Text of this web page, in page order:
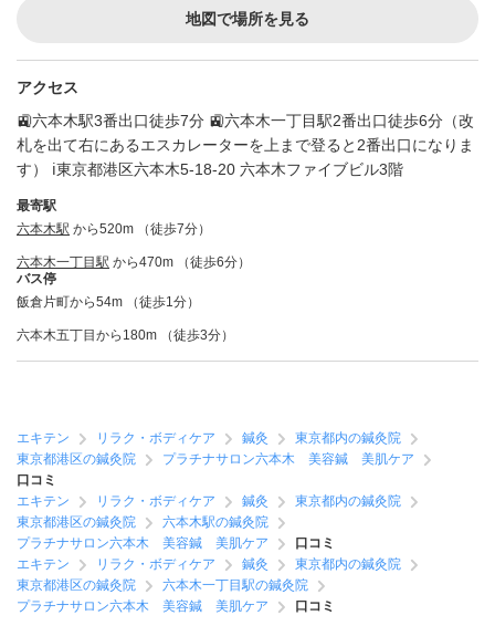
地図で場所を見る
アクセス
🚉六本木駅3番出口徒歩7分 🚉六本木一丁目駅2番出口徒歩6分（改
札を出て右にあるエスカレーターを上まで登ると2番出口になりま
す） ℹ️東京都港区六本木5-18-20 六本木ファイブビル3階
最寄駅
六本木駅 から520m （徒歩7分）
六本木一丁目駅 から470m （徒歩6分）
バス停
飯倉片町から54m （徒歩1分）
六本木五丁目から180m （徒歩3分）
エキテン リラク・ボディケア 鍼灸
東京都内の鍼灸院
東京都港区の鍼灸院
プラチナサロン六本木 美容鍼 美肌ケア
口コミ
エキテン
リラク・ボディケア 鍼灸
東京都内の鍼灸院
東京都港区の鍼灸院
六本木駅の鍼灸院
プラチナサロン六本木 美容鍼 美肌ケア
口コミ
エキテン
リラク・ボディケア 鍼灸
東京都内の鍼灸院
東京都港区の鍼灸院
六本木一丁目駅の鍼灸院
プラチナサロン六本木 美容鍼 美肌ケア
口コミ